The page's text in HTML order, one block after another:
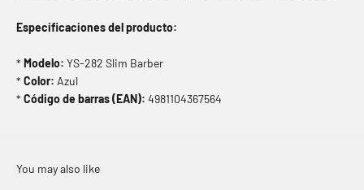
Especificaciones del producto:
* Modelo: YS-282 Slim Barber
* Color: Azul
* Código de barras (EAN): 4981104367564